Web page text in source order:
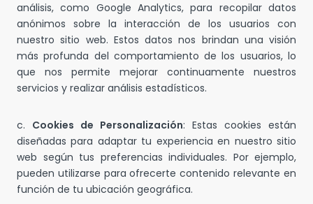
análisis, como Google Analytics, para recopilar datos
anónimos sobre la interacción de los usuarios con
nuestro sitio web. Estos datos nos brindan una visión
más profunda del comportamiento de los usuarios, lo
que nos permite mejorar continuamente nuestros
servicios y realizar análisis estadísticos.
c. Cookies de Personalización: Estas cookies están
diseñadas para adaptar tu experiencia en nuestro sitio
web según tus preferencias individuales. Por ejemplo,
pueden utilizarse para ofrecerte contenido relevante en
función de tu ubicación geográfica.